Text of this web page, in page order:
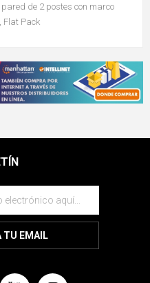
pared de 2 postes con marco
Flat Pack
TU EMAIL